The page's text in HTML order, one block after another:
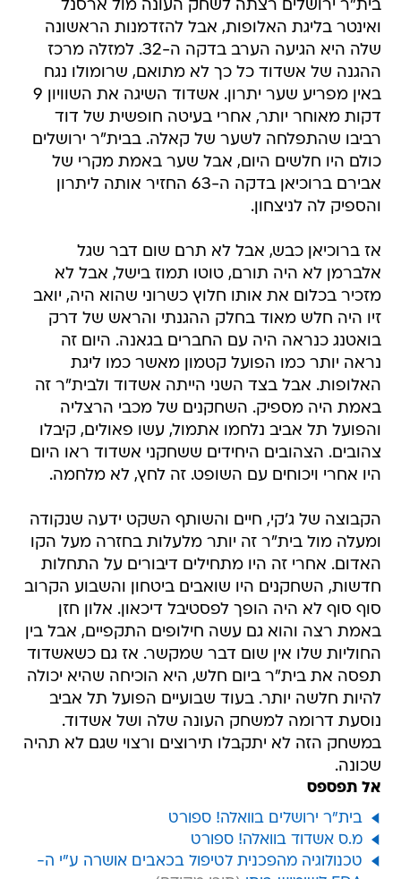
בית"ר ירושלים רצתה לשחק העונה מול ארסנל
ואינטר בליגת האלופות, אבל להזדמנות הראשונה
שלה היא הגיעה הערב בדקה ה-32. למזלה מרכז
ההגנה של אשדוד כל כך לא מתואם, שרומולו נגח
באין מפריע שער יתרון. אשדוד השיגה את השוויון 9
דקות מאוחר יותר, אחרי בעיטה חופשית של דוד
רביבו שהתפלחה לשער של קאלה. בבית"ר ירושלים
כולם היו חלשים היום, אבל שער באמת מקרי של
אבירם ברוכיאן בדקה ה-63 החזיר אותה ליתרון
והספיק לה לניצחון.
אז ברוכיאן כבש, אבל לא תרם שום דבר שגל
אלברמן לא היה תורם, טוטו תמוז בישל, אבל לא
מזכיר בכלום את אותו חלוץ כשרוני שהוא היה, יואב
זיו היה חלש מאוד בחלק ההגנתי והראש של דרק
בואטנג כנראה היה עם החברים בגאנה. היום זה
נראה יותר כמו הפועל קטמון מאשר כמו ליגת
האלופות. אבל בצד השני הייתה אשדוד ולבית"ר זה
באמת היה מספיק. השחקנים של מכבי הרצליה
והפועל תל אביב נלחמו אתמול, עשו פאולים, קיבלו
צהובים. הצהובים היחידים ששחקני אשדוד ראו היום
היו אחרי ויכוחים עם השופט. זה לחץ, לא מלחמה.
הקבוצה של ג'קי, חיים והשותף השקט ידעה שנקודה
ומעלה מול בית"ר זה יותר מלעלות בחזרה מעל הקו
האדום. אחרי זה היו מתחילים דיבורים על התחלות
חדשות, השחקנים היו שואבים ביטחון והשבוע הקרוב
סוף סוף לא היה הופך לפסטיבל דיכאון. אלון חזן
באמת רצה והוא גם עשה חילופים התקפיים, אבל בין
החוליות שלו אין שום דבר שמקשר. אז גם כשאשדוד
תפסה את בית"ר ביום חלש, היא הוכיחה שהיא יכולה
להיות חלשה יותר. בעוד שבועיים הפועל תל אביב
נוסעת דרומה למשחק העונה שלה ושל אשדוד.
במשחק הזה לא יתקבלו תירוצים ורצוי שגם לא תהיה
שכונה.
אל תפספס
בית"ר ירושלים בוואלה! ספורט
מ.ס אשדוד בוואלה! ספורט
טכנולוגיה מהפכנית לטיפול בכאבים אושרה ע"י ה-